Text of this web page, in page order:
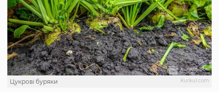
Kurkul.com
Цукрові буряки